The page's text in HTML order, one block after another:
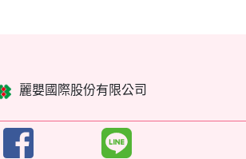
麗嬰國際股份有限公司